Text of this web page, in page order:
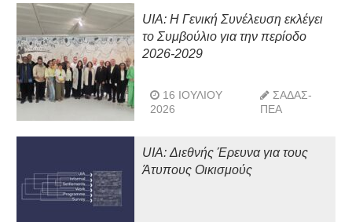
UIA: Η Γενική Συνέλευση εκλέγει
το Συμβούλιο για την περίοδο
2026-2029
16 ΙΟΥΛΊΟΥ
2026
ΣΑΔΑΣ-
ΠΕΑ
UIA: Διεθνής Έρευνα για τους
Άτυπους Οικισμούς